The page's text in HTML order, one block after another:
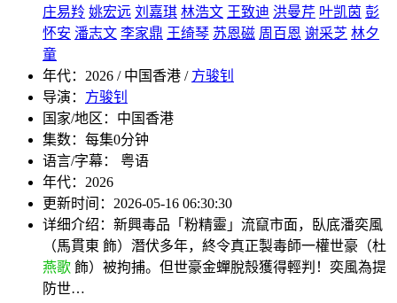
庄易羚 姚宏远 刘嘉琪 林浩文 王致迪 洪曼芹 叶凯茵 彭
怀安 潘志文 李家鼎 王绮琴 苏恩磁 周百恩 谢采芝 林夕
童
年代： 2026 / 中国香港 / 方骏钊
导演： 方骏钊
国家/地区： 中国香港
集数： 每集0分钟
语言/字幕：
粤语
年代： 2026
更新时间： 2026-05-16 06:30:30
详细介绍： 新興毒品「粉精靈」流竄市面，臥底潘奕風
（馬貫東 飾）潛伏多年，終令真正製毒師一權世豪（杜
燕歌 飾）被拘捕。但世豪金蟬脫殼獲得輕判！奕風為提
防世…